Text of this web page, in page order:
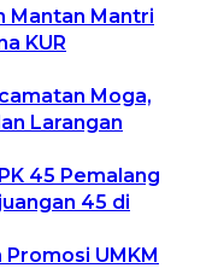
Mantan Mantri
KUR
Moga,
Larangan
45 Pemalang
45 di
UMKM